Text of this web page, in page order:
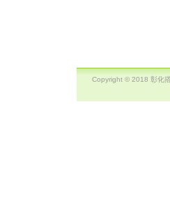
Copyright © 2018 彰化